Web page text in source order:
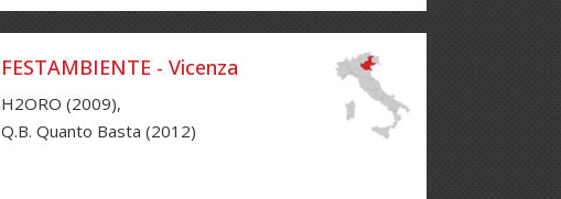
FESTAMBIENTE - Vicenza
H2ORO (2009),
Q.B. Quanto Basta (2012)